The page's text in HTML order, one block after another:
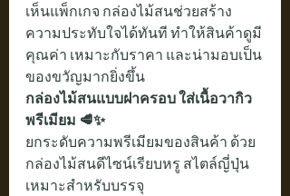
เห็นแพ็กเกจ กล่องไม้สนช่วยสร้าง
ความประทับใจได้ทันที ทำให้สินค้าดูมี
คุณค่า เหมาะกับราคา และน่ามอบเป็น
ของขวัญมากยิ่งขึ้น
กล่องไม้สนแบบฝาครอบ ใส่เนื้อวากิว
พรีเมียม 🥩✨
ยกระดับความพรีเมียมของสินค้า ด้วย
กล่องไม้สนดีไซน์เรียบหรู สไตล์ญี่ปุ่น
เหมาะสำหรับบรรจุ